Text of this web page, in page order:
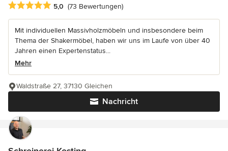
Durchschnittliche Bewertung: 5 von 5 Sternen
5,0 (73 Bewertungen)
Mit individuellen Massivholzmöbeln und insbesondere beim
Thema der Shakermöbel, haben wir uns im Laufe von über 40
Jahren einen Expertenstatus...
Mehr
Nachricht
Waldstraße 27, 37130 Gleichen